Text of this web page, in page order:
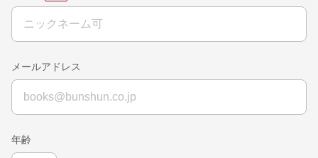
メールアドレス
年齢